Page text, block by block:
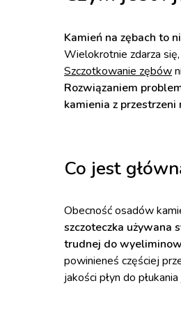
Kamień na zębach to
Wielokrotnie zdarza
Szczotkowanie zębów
Rozwiązaniem
kamienia z
Co jest
Obecność osadów
szczoteczka używana
trudnej do
powinieneś częściej
jakości płyn do